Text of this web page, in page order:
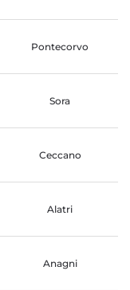
Pontecorvo
Sora
Ceccano
Alatri
Anagni